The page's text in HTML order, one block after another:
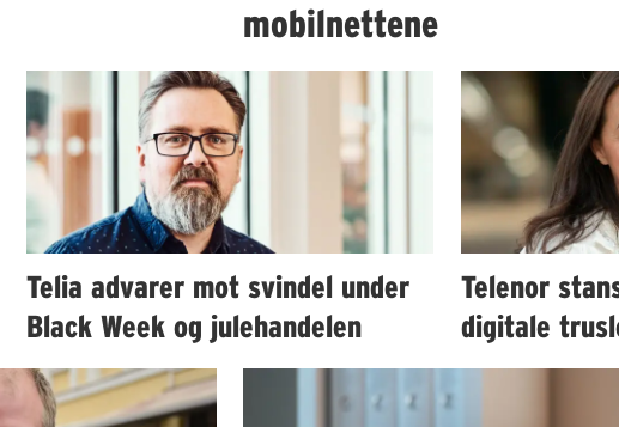
mobilnettene
Telia advarer mot svindel under
Black Week og julehandelen
Telenor
digitale